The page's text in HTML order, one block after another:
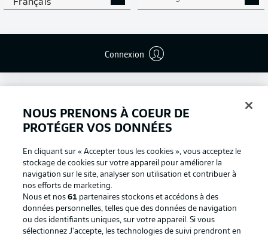
Français
Connexion
Football as it's meant to be
NOUS PRENONS À COEUR DE
PROTÉGER VOS DONNÉES
En cliquant sur « Accepter tous les cookies », vous acceptez le
stockage de cookies sur votre appareil pour améliorer la
navigation sur le site, analyser son utilisation et contribuer à
nos efforts de marketing.
Nous et nos61 partenaires stockons et accédons à des
données personnelles, telles que des données de navigation
ou des identifiants uniques, sur votre appareil. Si vous
sélectionnez J'accepte, les technologies de suivi prendront en